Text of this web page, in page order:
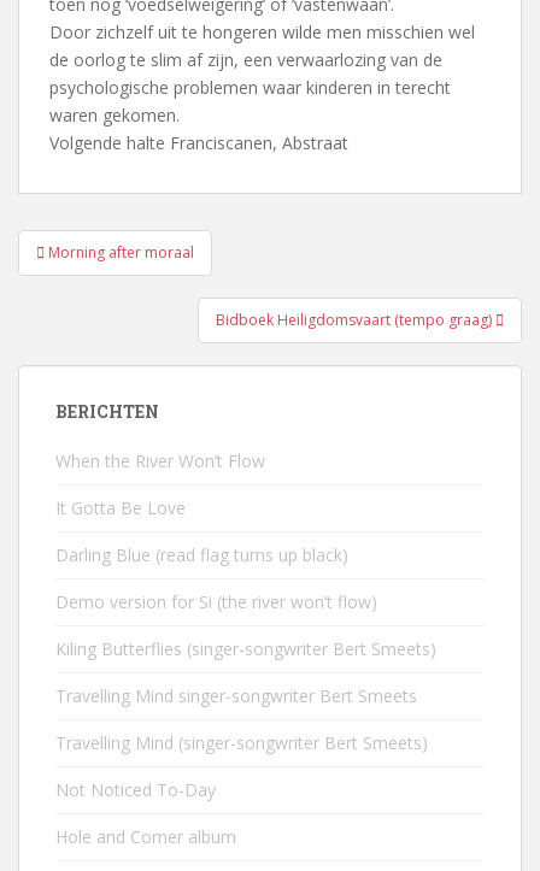
Door zichzelf uit te hongeren wilde men misschien wel
de oorlog te slim af zijn, een verwaarlozing van de
psychologische problemen waar kinderen in terecht
waren gekomen.
Volgende halte Franciscanen, Abstraat
Bericht
navigatie
Morning after moraal
Bidboek Heiligdomsvaart (tempo graag)
BERICHTEN
When the River Won’t Flow
It Gotta Be Love
Darling Blue (read flag turns up black)
Demo version for Si (the river won’t flow)
Kiling Butterflies (singer-songwriter Bert Smeets)
Travelling Mind singer-songwriter Bert Smeets
Travelling Mind (singer-songwriter Bert Smeets)
Not Noticed To-Day
Hole and Corner album